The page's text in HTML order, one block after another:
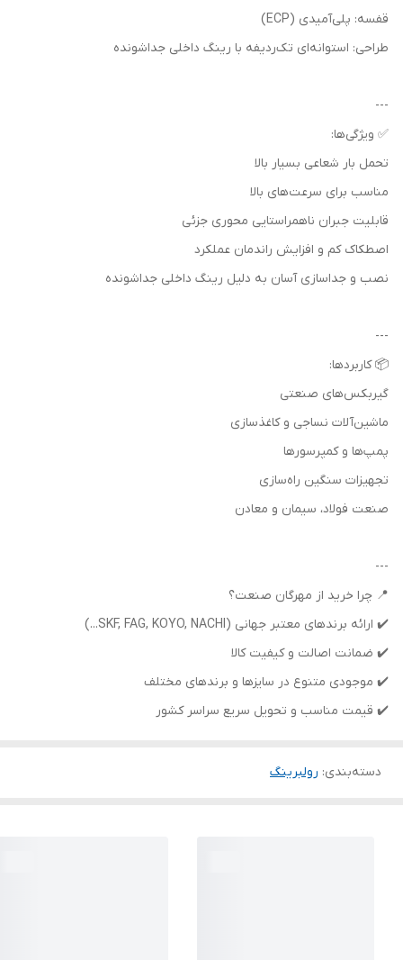
قفسه: پلی‌آمیدی (ECP)
طراحی: استوانه‌ای تک‌ردیفه با رینگ داخلی جداشونده
---
✅ ویژگی‌ها:
تحمل بار شعاعی بسیار بالا
مناسب برای سرعت‌های بالا
قابلیت جبران ناهمراستایی محوری جزئی
اصطکاک کم و افزایش راندمان عملکرد
نصب و جداسازی آسان به دلیل رینگ داخلی جداشونده
---
📦 کاربردها:
گیربکس‌های صنعتی
ماشین‌آلات نساجی و کاغذسازی
پمپ‌ها و کمپرسورها
تجهیزات سنگین راه‌سازی
صنعت فولاد، سیمان و معادن
---
📍 چرا خرید از مهرگان صنعت؟
✔️ ارائه برندهای معتبر جهانی (SKF, FAG, KOYO, NACHI...)
✔️ ضمانت اصالت و کیفیت کالا
✔️ موجودی متنوع در سایزها و برندهای مختلف
✔️ قیمت مناسب و تحویل سریع سراسر کشور
دسته‌بندی: رولبرینگ